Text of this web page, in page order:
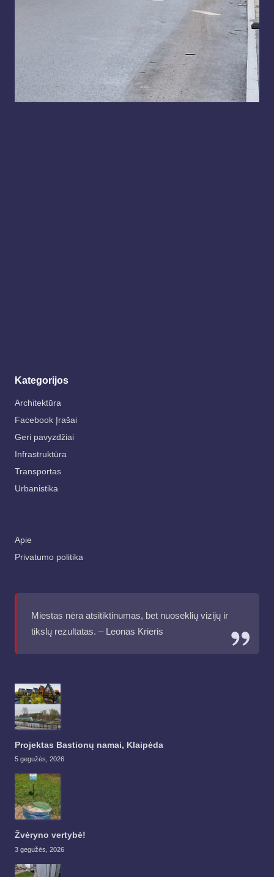
Kategorijos
Architektūra
Facebook Įrašai
Geri pavyzdžiai
Infrastruktūra
Transportas
Urbanistika
Apie
Privatumo politika
Miestas nėra atsitiktinumas, bet nuoseklių vizijų ir
tikslų rezultatas. – Leonas Krieris
Projektas Bastionų namai, Klaipėda
5 gegužės, 2026
Žvėryno vertybė!
3 gegužės, 2026